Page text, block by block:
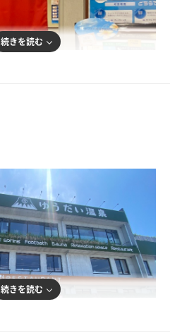
続きを読む
続きを読む